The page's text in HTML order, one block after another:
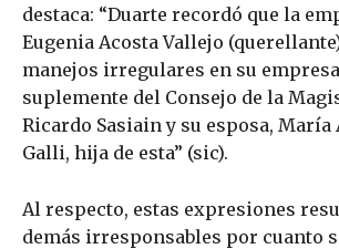
destaca: “Duarte recordó que la
Eugenia Acosta Vallejo
manejos irregulares en su
suplemente del Consejo de la
Ricardo Sasiain y su esposa,
Galli, hija de esta” (sic).
Al respecto, estas expresiones
demás irresponsables por cuanto